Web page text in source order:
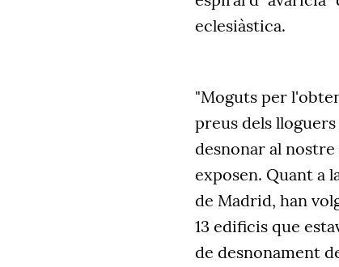
eclesiàstica.
"Moguts per
preus dels
desnonar al nostre
exposen. Quant a
de Madrid, han
13 edificis que
de desnonament